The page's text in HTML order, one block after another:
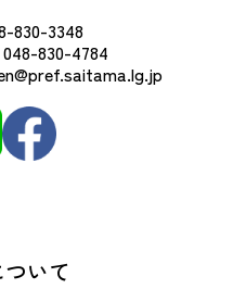
830-3348
048-830-4784
いて